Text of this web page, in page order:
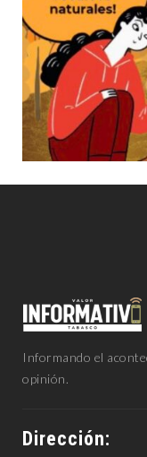
Informando el
opinión.
Dirección: